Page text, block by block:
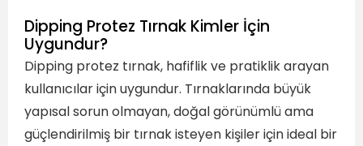
Dipping Protez Tırnak Kimler İçin
Uygundur?
Dipping protez tırnak, hafiflik ve pratiklik arayan
kullanıcılar için uygundur. Tırnaklarında büyük
yapısal sorun olmayan, doğal görünümlü ama
güçlendirilmiş bir tırnak isteyen kişiler için ideal bir